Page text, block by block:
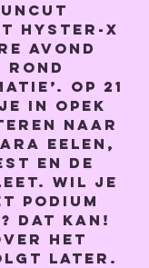
Hyster-x
avond
rond
Op 21
in Opek
naar
Eelen,
en de
Wil je
podium
Dat kan!
het
later.